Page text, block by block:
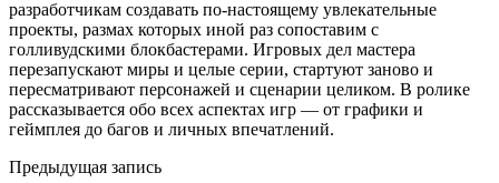
разработчикам создавать по-настоящему увлекательные
проекты, размах которых иной раз сопоставим с
голливудскими блокбастерами. Игровых дел мастера
перезапускают миры и целые серии, стартуют заново и
пересматривают персонажей и сценарии целиком. В ролике
рассказывается обо всех аспектах игр — от графики и
геймплея до багов и личных впечатлений.
Предыдущая запись